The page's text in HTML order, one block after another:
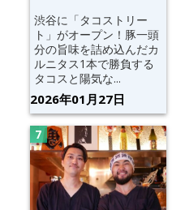
渋谷に「タコストリー
ト」がオープン！豚一頭
分の旨味を詰め込んだカ
ルニタス1本で勝負する
タコスと陽気な...
2026年01月27日